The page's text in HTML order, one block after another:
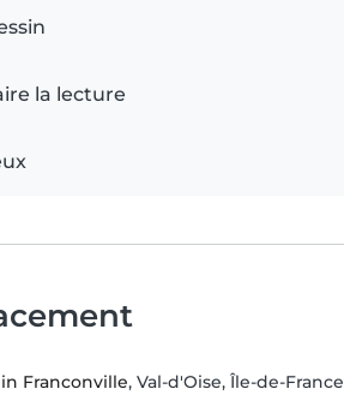
la lecture
Franconville, Val-d'Oise, Île-de-France